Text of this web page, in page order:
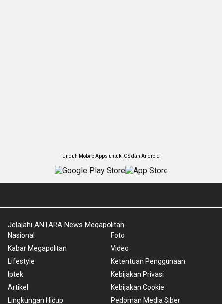
Unduh Mobile Apps untuk iOS dan Android
Jelajahi ANTARA News Megapolitan
Nasional
Kabar Megapolitan
Lifestyle
Iptek
Artikel
Lingkungan Hidup
Foto
Video
Ketentuan Penggunaan
Kebijakan Privasi
Kebijakan Cookie
Pedoman Media Siber